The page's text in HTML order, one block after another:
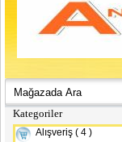
Kategoriler
Alışveriş ( 4 )